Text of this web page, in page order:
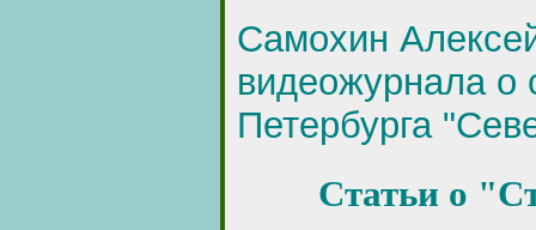
Самохин
видеожурнала о
Петербурга
Статьи о